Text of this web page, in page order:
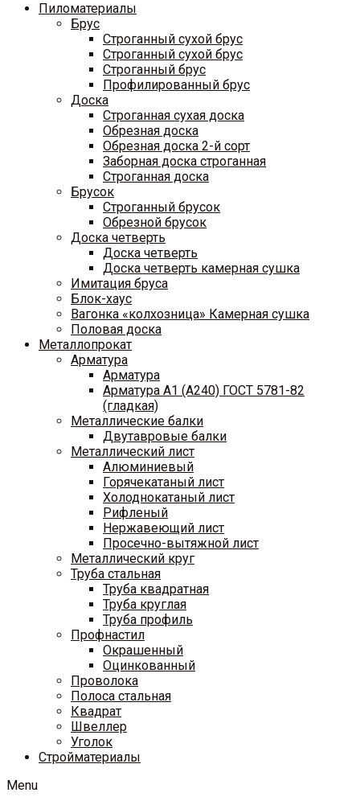
Пиломатериалы
Брус
Строганный сухой брус
Строганный сухой брус
Строганный брус
Профилированный брус
Доска
Строганная сухая доска
Обрезная доска
Обрезная доска 2-й сорт
Заборная доска строганная
Строганная доска
Брусок
Строганный брусок
Обрезной брусок
Доска четверть
Доска четверть
Доска четверть камерная сушка
Имитация бруса
Блок-хаус
Вагонка «колхозница» Камерная сушка
Половая доска
Металлопрокат
Арматура
Арматура
Арматура A1 (A240) ГОСТ 5781-82
(гладкая)
Металлические балки
Двутавровые балки
Металлический лист
Алюминиевый
Горячекатаный лист
Холоднокатаный лист
Рифленый
Нержавеющий лист
Просечно-вытяжной лист
Металлический круг
Труба стальная
Труба квадратная
Труба круглая
Труба профиль
Профнастил
Окрашенный
Оцинкованный
Проволока
Полоса стальная
Квадрат
Швеллер
Уголок
Стройматериалы
Menu